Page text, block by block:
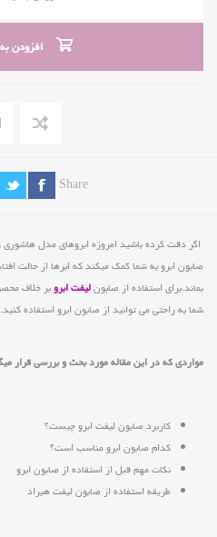
افزودن
Share
اگر دقت کرده باشید امروزه ابروهاي مدل
صابون ابرو به شما كمك ميكند كه ابرها از حالت
بماند.براي استفاده از صابونلیفت ابروبر خلاف
شما به راحتی می توانید از صابون ابرو استفاده کنید.
مواردی که در این مقاله مورد بحث و بررسی قرار
کاربرد صابون لیفت ابرو چیست؟
کدام صابون ابرو مناسب است؟
نکات مهم قبل از استفاده از صابون ابرو
طریقه استفاده از صابون لیفت هیراد